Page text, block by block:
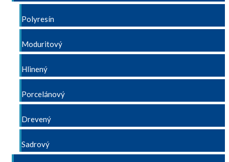
Polyresín
Moduritový
Hlinený
Porcelánový
Drevený
Sadrový